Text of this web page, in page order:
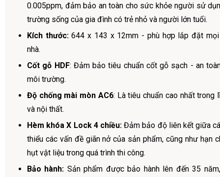
0.005ppm, đảm bảo an toàn cho sức khỏe người sử
trường sống của gia đình có trẻ nhỏ và người lớn tuổi.
Kích thước:644 x 143 x 12mm - phù hợp lắp đặt mọi
nhà.
Cốt gỗ HDF: Đảm bảo tiêu chuẩn cốt gỗ sạch - an
môi trường.
Độ chống mài mòn AC6: Là tiêu chuẩn cao nhất trong
và nội thất.
Hèm khóa X Lock 4 chiều:Đảm bảo độ liên kết giữa
thiểu các vấn đề giãn nở của sản phẩm, cũng như hạn
hụt vật liệu trong quá trình thi công.
Bảo hành: Sản phẩm được bảo hành lên đến 35